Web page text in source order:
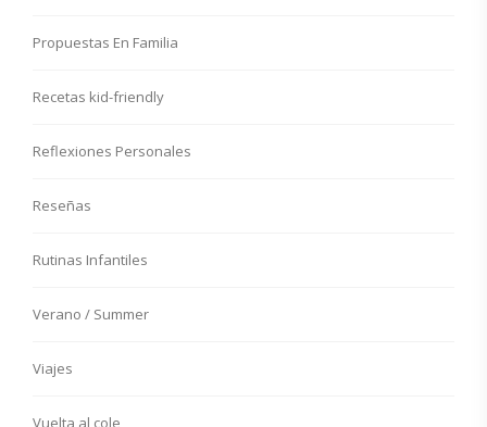
Propuestas En Familia
Recetas kid-friendly
Reflexiones Personales
Reseñas
Rutinas Infantiles
Verano / Summer
Viajes
Vuelta al cole